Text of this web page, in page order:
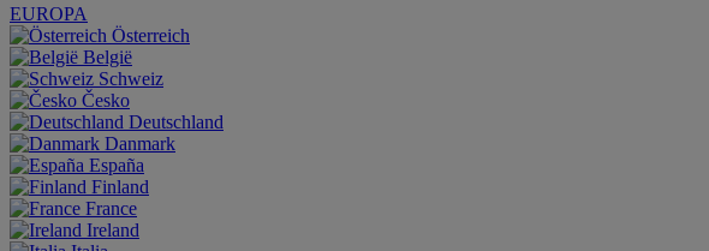
EUROPA
Österreich
België
Schweiz
Česko
Deutschland
Danmark
España
Finland
France
Ireland